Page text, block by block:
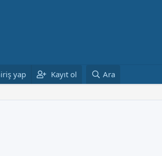
yap Kayıt ol Ara